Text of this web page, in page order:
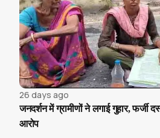
26 days ago
जनदर्शन में ग्रामीणों ने लगाई गुहार, फर्जी
आरोप